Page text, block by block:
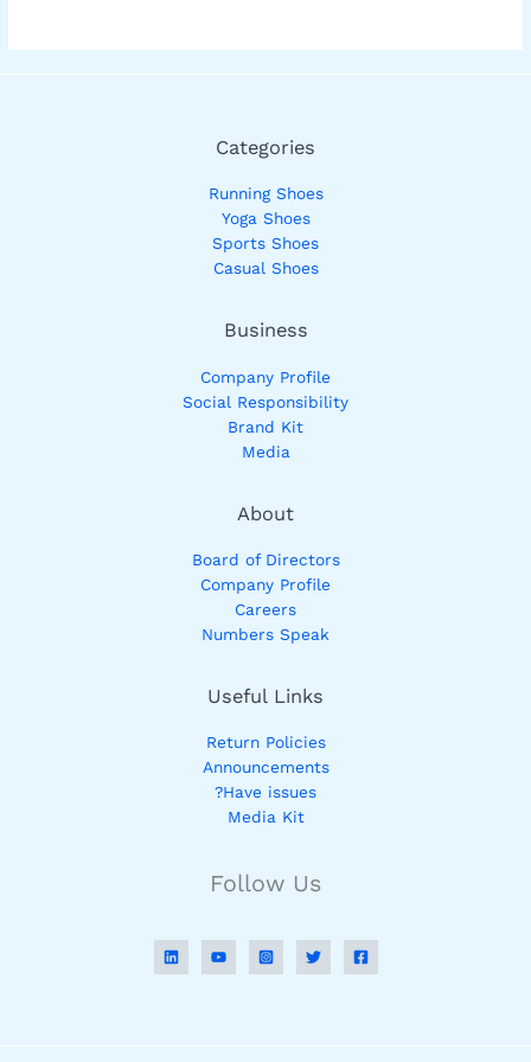
Categories
Running Shoes
Yoga Shoes
Sports Shoes
Casual Shoes
Business
Company Profile
Social Responsibility
Brand Kit
Media
About
Board of Directors
Company Profile
Careers
Numbers Speak
Useful Links
Return Policies
Announcements
Have issues?
Media Kit
Follow Us